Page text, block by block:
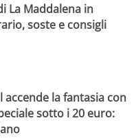
La Maddalena in
soste e consigli
accende la fantasia con
sotto i 20 euro: